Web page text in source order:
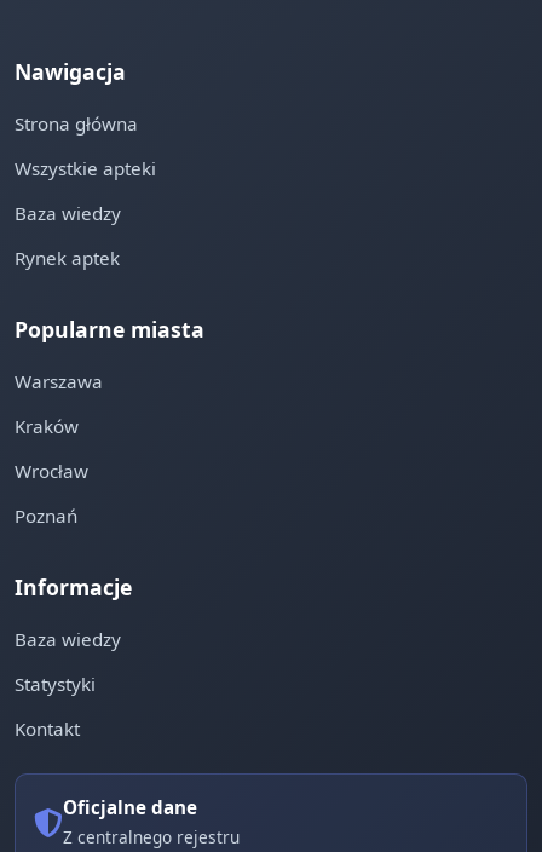
Nawigacja
Strona główna
Wszystkie apteki
Baza wiedzy
Rynek aptek
Popularne miasta
Warszawa
Kraków
Wrocław
Poznań
Informacje
Baza wiedzy
Statystyki
Kontakt
Oficjalne dane
Z centralnego rejestru